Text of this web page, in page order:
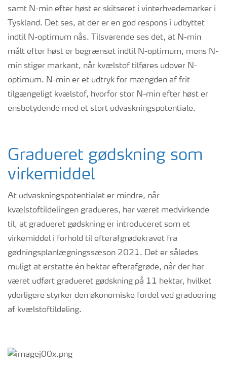
samt N-min efter høst er skitseret i vinterhvedemarker i
Tyskland. Det ses, at der er en god respons i udbyttet
indtil N-optimum nås. Tilsvarende ses det, at N-min
målt efter høst er begrænset indtil N-optimum, mens N-
min stiger markant, når kvælstof tilføres udover N-
optimum. N-min er et udtryk for mængden af frit
tilgængeligt kvælstof, hvorfor stor N-min efter høst er
ensbetydende med et stort udvaskningspotentiale.
Gradueret gødskning som
virkemiddel
At udvaskningspotentialet er mindre, når
kvælstoftildelingen gradueres, har været medvirkende
til, at gradueret gødskning er introduceret som et
virkemiddel i forhold til efterafgrødekravet fra
gødningsplanlægningssæson 2021. Det er således
muligt at erstatte én hektar efterafgrøde, når der har
været udført gradueret gødskning på 11 hektar, hvilket
yderligere styrker den økonomiske fordel ved graduering
af kvælstoftildeling.